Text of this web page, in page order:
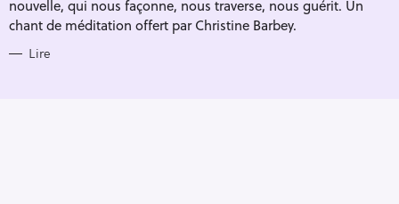
nouvelle, qui nous façonne, nous traverse, nous guérit. Un
chant de méditation offert par Christine Barbey.
Lire